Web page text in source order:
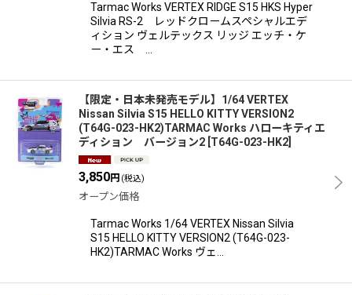
Tarmac Works VERTEX RIDGE S15 HKS Hyper
Silvia RS-2 レッドクロームスペシャルエデ
ィション ヴェルテックス リッジ エッチ・ケ
ー・エス …
【限定・日本未発売モデル】1/64 VERTEX
Nissan Silvia S15 HELLO KITTY VERSION2
(T64G-023-HK2)TARMAC Works ハローキティエ
ディション バージョン2 T64G-023-HK2
3,850円 (税込)
オープン価格
Tarmac Works 1/64 VERTEX Nissan Silvia
S15 HELLO KITTY VERSION2 (T64G-023-
HK2)TARMAC Works ヴェ…